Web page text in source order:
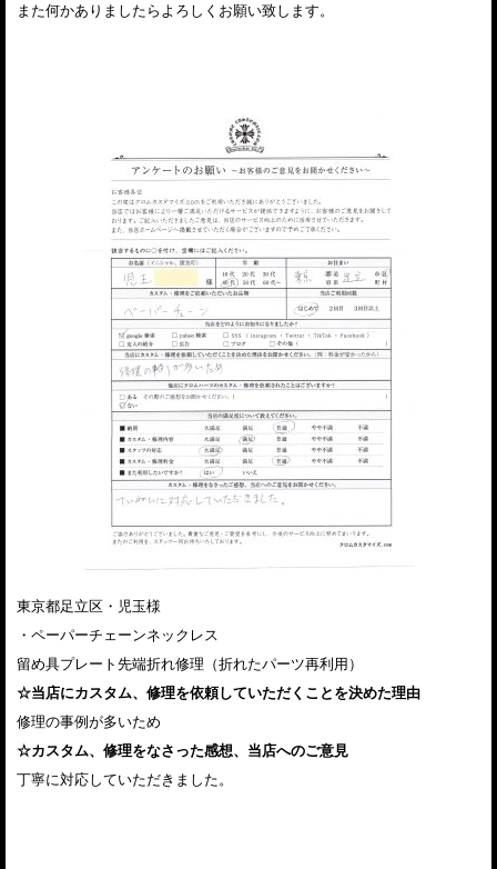
また何かありましたらよろしくお願い致します。
東京都足立区・児玉様
・ペーパーチェーンネックレス
留め具プレート先端折れ修理（折れたパーツ再利用）
☆当店にカスタム、修理を依頼していただくことを決めた理由
修理の事例が多いため
☆カスタム、修理をなさった感想、当店へのご意見
丁寧に対応していただきました。